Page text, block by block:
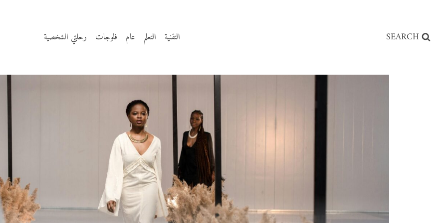
رحلتي الشخصية فلوجات عام التعلم التقنية SEARCH